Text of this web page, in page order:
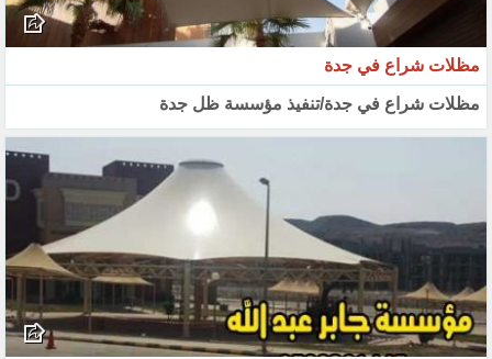
مظلات شراع في جدة
مظلات شراع في جدة/تنفيذ مؤسسة ظل جدة